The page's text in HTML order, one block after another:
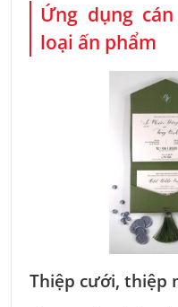
Ứng dụng
loại ấn phẩm
Thiệp cưới, thiệp